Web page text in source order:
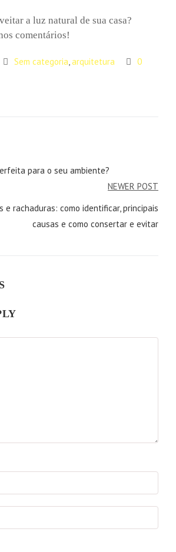
a luz natural de sua casa?
comentários!
Sem categoria,arquitetura
0
para o seu ambiente?
NEWER POST
e rachaduras: como identificar, principais
causas e como consertar e evitar